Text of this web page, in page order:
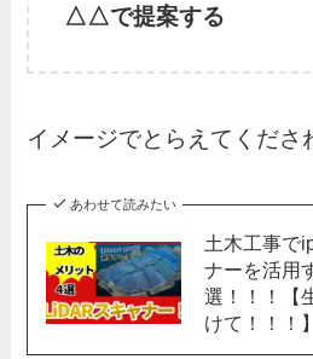
△△で提案する
イメージでとらえてくださ
あわせて読みたい
土木工事で
ナーを活用
選！！！【
けて！！！】